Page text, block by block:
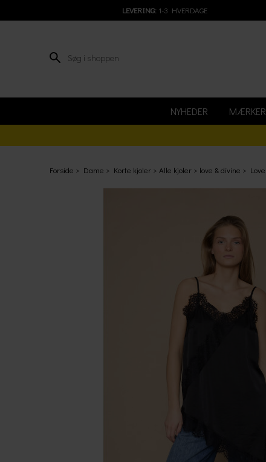
LEVERING: 1-3 HVERDAGE
NYHEDER MÆRKER
Forside Dame Korte kjoler Alle kjoler love & divine